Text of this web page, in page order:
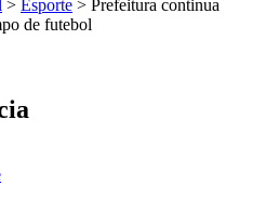
> Esporte > Prefeitura continua
de futebol